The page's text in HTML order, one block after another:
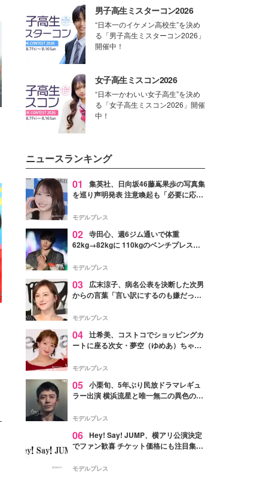
男子高生ミスターコン2026
“日本一のイケメン高校生”を決め
る「男子高生ミスターコン2026」
開催中！
女子高生ミスコン2026
“日本一かわいい女子高生”を決め
る「女子高生ミスコン2026」開催
中！
ニュースランキング
01
集英社、日向坂46藤嶌果歩の写真集
を巡り声明発表 注意喚起も「必要に応じ
モデルプレス
02 寺田心、週6ジム通いで体重
62kg→82kgに 110kgのベンチプレス持
「かっこいい」と反響
モデルプレス
03
広末涼子、病名公表を決断した次男
からの言葉「言い訳にするのも嫌だっ
モデルプレス
04 辻希美、コストコでショッピングカ
ートに座る次女・夢空（ゆめあ）ちゃん
ぎ」「成長を感じる」の声
モデルプレス
05 小栗旬、5年ぶり民放ドラマレギュ
ラー出演 横浜流星と唯一無二の異色のバ
モデルプレス
06 Hey! Say! JUMP、横アリ公演決定
でファン歓喜 チケット価格にも注目集ま
モデルプレス